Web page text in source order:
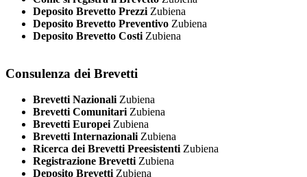
Deposito Brevetto Prezzi Zubiena
Deposito Brevetto Preventivo Zubiena
Deposito Brevetto Costi Zubiena
Consulenza dei Brevetti
Brevetti Nazionali Zubiena
Brevetti Comunitari Zubiena
Brevetti Europei Zubiena
Brevetti Internazionali Zubiena
Ricerca dei Brevetti Preesistenti Zubiena
Registrazione Brevetti Zubiena
Deposito Brevetti Zubiena